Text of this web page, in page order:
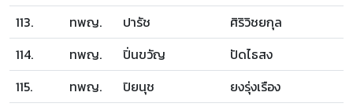
113.
ทพญ. ปารัช
ศิริวิชยกุล
114.
ทพญ. ปิ่นขวัญ
ปัดไธสง
115.
ทพญ. ปิยนุช
ยงรุ่งเรือง